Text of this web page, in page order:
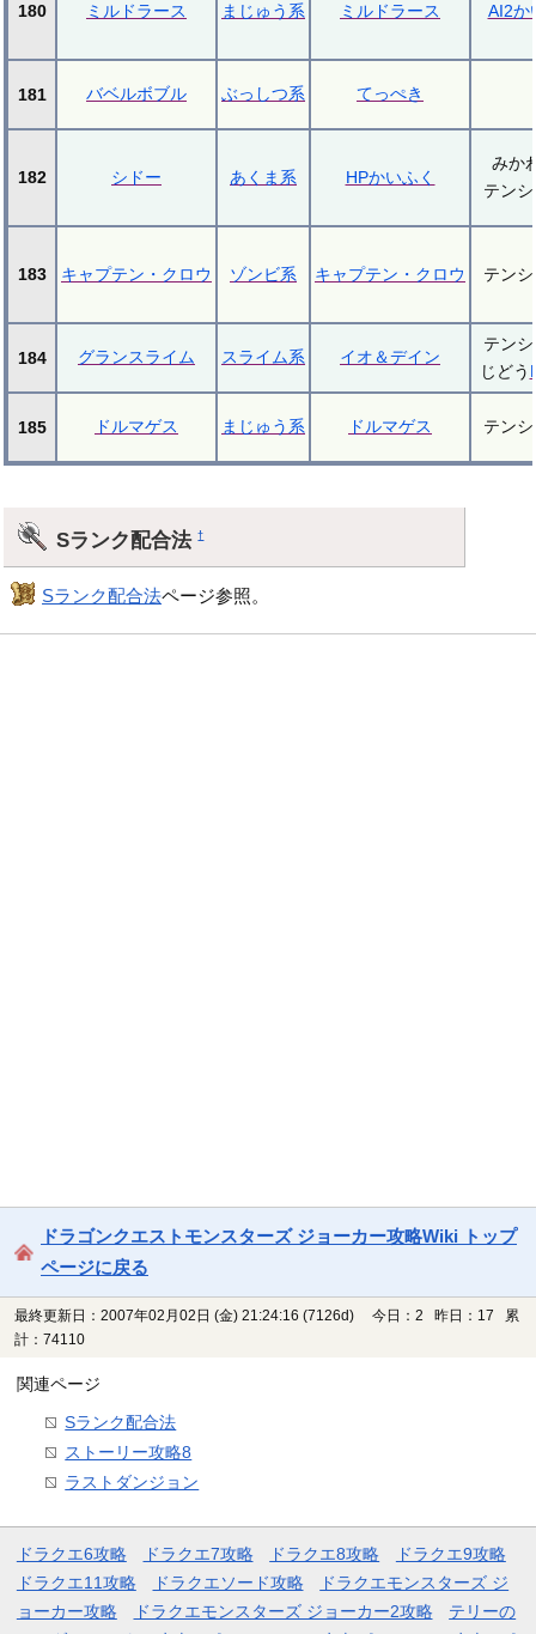
180 ミルドラース まじゅう系 ミルドラース AI2か
181 バベルボブル ぶっしつ系 てっぺき
182 シドー あくま系 HPかいふく
みか
テン
183 キャプテン・クロウ ゾンビ系 キャプテン・クロウ テン
184 グランスライム スライム系 イオ＆デイン
テン
じどう
185 ドルマゲス まじゅう系 ドルマゲス テン
Sランク配合法†
Sランク配合法ページ参照。
ドラゴンクエストモンスターズ ジョーカー攻略Wiki トップ
ページに戻る
最終更新日：2007年02月02日 (金) 21:24:16 (7126d)
今日：2 昨日：17 累
計：74110
関連ページ
Sランク配合法
ストーリー攻略8
ラストダンジョン
ドラクエ6攻略 ドラクエ7攻略 ドラクエ8攻略
ドラクエ9攻略
ドラクエ11攻略
ドラクエソード攻略
ドラクエモンスターズ ジ
ョーカー攻略
ドラクエモンスターズ ジョーカー2攻略
テリーの